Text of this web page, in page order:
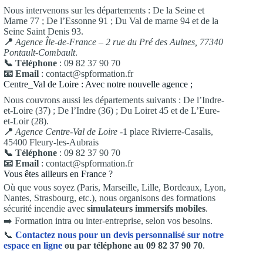
Nous intervenons sur les départements : De la Seine et
Marne 77 ; De l’Essonne 91 ; Du Val de marne 94 et de la
Seine Saint Denis 93.
📍 Agence Île-de-France – 2 rue du Pré des Aulnes, 77340
Pontault-Combault.
📞 Téléphone : 09 82 37 90 70
📧 Email : contact@spformation.fr
Centre_Val de Loire : Avec notre nouvelle agence ;
Nous couvrons aussi les départements suivants : De l’Indre-
et-Loire (37) ; De l’Indre (36) ; Du Loiret 45 et de L’Eure-
et-Loir (28).
📍 Agence Centre-Val de Loire -1 place Rivierre-Casalis,
45400 Fleury-les-Aubrais
📞 Téléphone : 09 82 37 90 70
📧 Email : contact@spformation.fr
Vous êtes ailleurs en France ?
Où que vous soyez (Paris, Marseille, Lille, Bordeaux, Lyon,
Nantes, Strasbourg, etc.), nous organisons des formations
sécurité incendie avec simulateurs immersifs mobiles.
➡️ Formation intra ou inter-entreprise, selon vos besoins.
📞 Contactez nous pour un devis personnalisé sur notre
espace en ligne ou par téléphone au 09 82 37 90 70.